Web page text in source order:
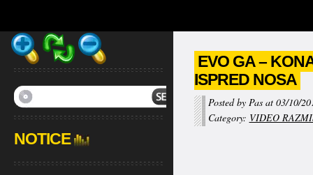
EVO GA –
ISPRED NOSA
Posted by Pas at 03/10/
Category: VIDEO
NOTICE